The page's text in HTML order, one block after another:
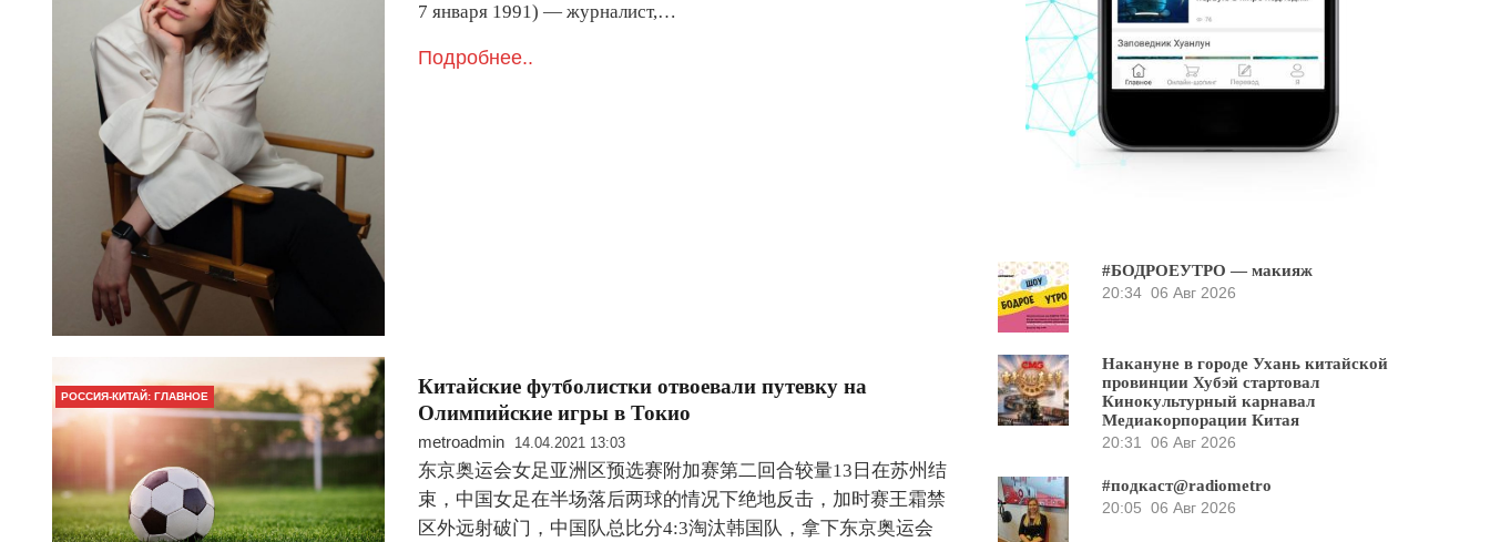
7 января 1991) — журналист,…
Подробнее..
РОССИЯ-КИТАЙ: ГЛАВНОЕ
Китайские футболистки отвоевали путевку на
Олимпийские игры в Токио
metroadmin 14.04.2021 13:03
东京奥运会女足亚洲区预选赛附加赛第二回合较量13日在苏州结
束，中国女足在半场落后两球的情况下绝地反击，加时赛王霜禁
区外远射破门，中国队总比分4:3淘汰韩国队，拿下东京奥运会
#БОДРОЕУТРО — макияж
20:34 06 Авг 2026
Накануне в городе Ухань китайской
провинции Хубэй стартовал
Кинокультурный карнавал
Медиакорпорации Китая
20:31
06 Авг 2026
#подкаст@radiometro
20:05 06 Авг 2026